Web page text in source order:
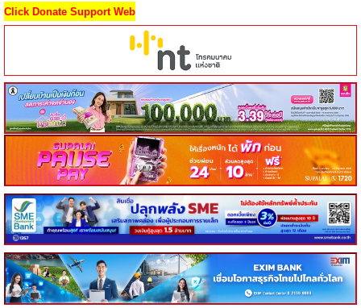
Click Donate Support Web